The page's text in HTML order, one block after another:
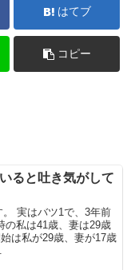
はてブ
コピー
ると吐き気がして
実はバツ1で、3年前
の私は41歳、妻は29歳
は私が29歳、妻が17歳